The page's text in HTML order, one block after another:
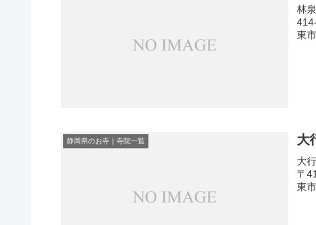
林
東
静岡県のお寺｜寺院一覧 大
大
〒
東